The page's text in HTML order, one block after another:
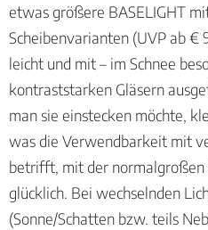
etwas größere BASELIGHT
Scheibenvarianten (UVP ab €
leicht und mit – im Schnee
kontraststarken Gläsern
man sie einstecken möchte,
was die Verwendbarkeit mit
betrifft, mit der normalgroßen
glücklich. Bei wechselnden
(Sonne/Schatten bzw. teils